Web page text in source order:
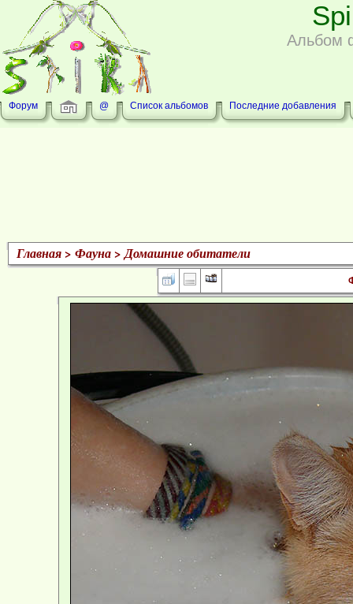
Альбом
Форум @ Список альбомов Последние добавления
Главная> Фауна>Домашние обитатели